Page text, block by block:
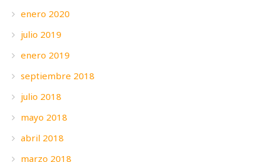
enero 2020
julio 2019
enero 2019
septiembre 2018
julio 2018
mayo 2018
abril 2018
marzo 2018